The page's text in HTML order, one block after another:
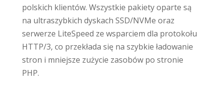
polskich klientów. Wszystkie pakiety oparte są
na ultraszybkich dyskach SSD/NVMe oraz
serwerze LiteSpeed ze wsparciem dla protokołu
HTTP/3, co przekłada się na szybkie ładowanie
stron i mniejsze zużycie zasobów po stronie
PHP.